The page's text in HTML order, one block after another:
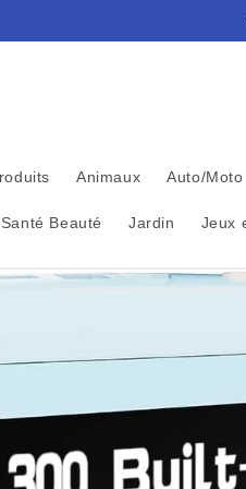
Animaux Auto/Moto
Beauté Jardin Jeux